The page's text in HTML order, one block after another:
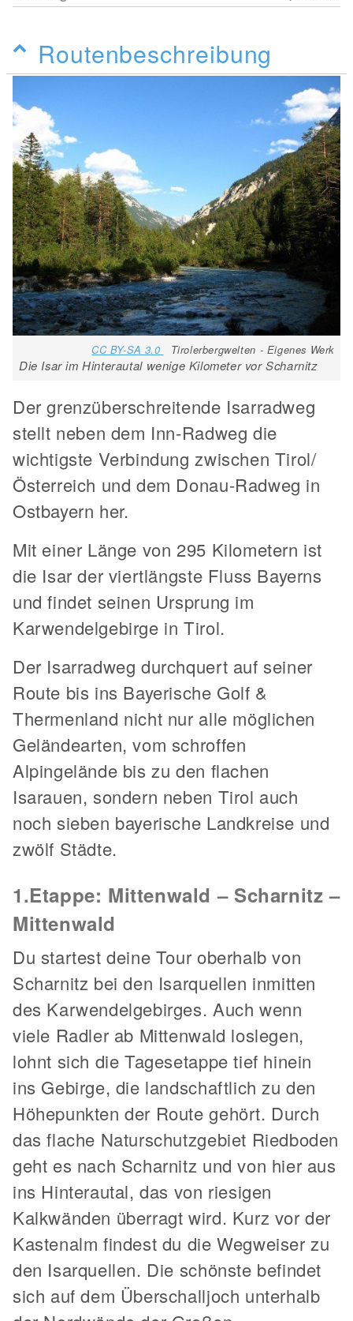
Routenbeschreibung
CC BY-SA 3.0 Tirolerbergwelten - Eigenes Werk
Die Isar im Hinterautal wenige Kilometer vor Scharnitz
Der grenzüberschreitende Isarradweg
stellt neben dem Inn-Radweg die
wichtigste Verbindung zwischen Tirol/
Österreich und dem Donau-Radweg in
Ostbayern her.
Mit einer Länge von 295 Kilometern ist
die Isar der viertlängste Fluss Bayerns
und findet seinen Ursprung im
Karwendelgebirge in Tirol.
Der Isarradweg durchquert auf seiner
Route bis ins Bayerische Golf &
Thermenland nicht nur alle möglichen
Geländearten, vom schroffen
Alpingelände bis zu den flachen
Isarauen, sondern neben Tirol auch
noch sieben bayerische Landkreise und
zwölf Städte.
1.Etappe: Mittenwald – Scharnitz –
Mittenwald
Du startest deine Tour oberhalb von
Scharnitz bei den Isarquellen inmitten
des Karwendelgebirges. Auch wenn
viele Radler ab Mittenwald loslegen,
lohnt sich die Tagesetappe tief hinein
ins Gebirge, die landschaftlich zu den
Höhepunkten der Route gehört. Durch
das flache Naturschutzgebiet Riedboden
geht es nach Scharnitz und von hier aus
ins Hinterautal, das von riesigen
Kalkwänden überragt wird. Kurz vor der
Kastenalm findest du die Wegweiser zu
den Isarquellen. Die schönste befindet
sich auf dem Überschalljoch unterhalb